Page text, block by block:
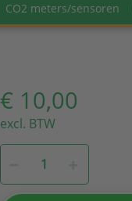
CO2 meters/sensoren
€ 10,00
excl. BTW